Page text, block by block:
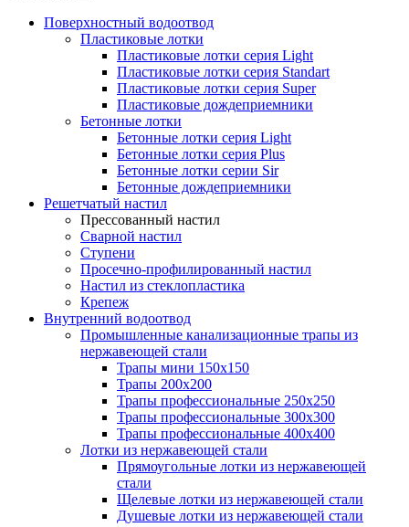
Поверхностный водоотвод
Пластиковые лотки
Пластиковые лотки серия Light
Пластиковые лотки серия Standart
Пластиковые лотки серия Super
Пластиковые дождеприемники
Бетонные лотки
Бетонные лотки серия Light
Бетонные лотки серия Plus
Бетонные лотки серии Sir
Бетонные дождеприемники
Решетчатый настил
Прессованный настил
Сварной настил
Ступени
Просечно-профилированный настил
Настил из стеклопластика
Крепеж
Внутренний водоотвод
Промышленные канализационные трапы из
нержавеющей стали
Трапы мини 150х150
Трапы 200х200
Трапы профессиональные 250х250
Трапы профессиональные 300х300
Трапы профессиональные 400х400
Лотки из нержавеющей стали
Прямоугольные лотки из нержавеющей
стали
Щелевые лотки из нержавеющей стали
Душевые лотки из нержавеющей стали